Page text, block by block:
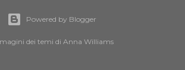
Powered by Blogger
dei temi di Anna Williams